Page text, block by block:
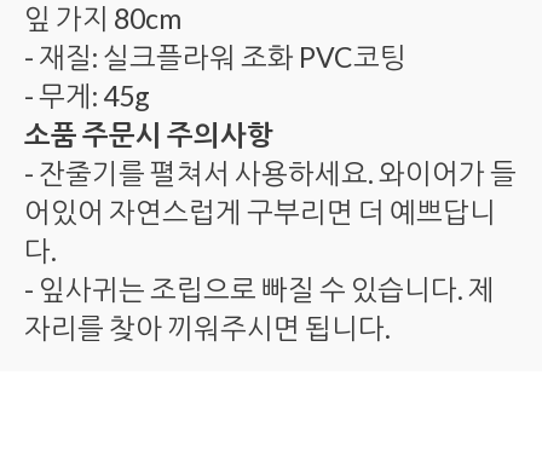
잎 가지 80cm
- 재질: 실크플라워 조화 PVC코팅
- 무게: 45g
소품 주문시 주의사항
- 잔줄기를 펼쳐서 사용하세요. 와이어가 들
어있어 자연스럽게 구부리면 더 예쁘답니
다.
- 잎사귀는 조립으로 빠질 수 있습니다. 제
자리를 찾아 끼워주시면 됩니다.